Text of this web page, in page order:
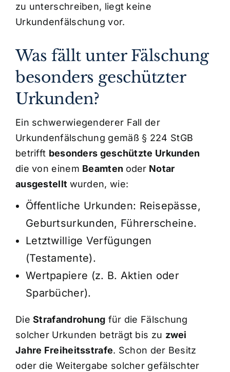
zu unterschreiben, liegt keine
Urkundenfälschung vor.
Was fällt unter Fälschung
besonders geschützter
Urkunden?
Ein schwerwiegenderer Fall der
Urkundenfälschung gemäß § 224 StGB
betrifft besonders geschützte Urkunden
die von einem Beamten oder Notar
ausgestellt wurden, wie:
Öffentliche Urkunden: Reisepässe,
Geburtsurkunden, Führerscheine.
Letztwillige Verfügungen
(Testamente).
Wertpapiere (z. B. Aktien oder
Sparbücher).
DieStrafandrohung für die Fälschung
solcher Urkunden beträgt bis zu zwei
Jahre Freiheitsstrafe. Schon der Besitz
oder die Weitergabe solcher gefälschter